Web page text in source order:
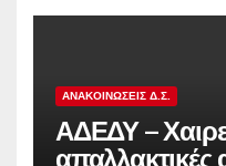
ΑΝΑΚΟΙΝΏΣΕΙΣ Δ.Σ.
ΑΔΕΔΥ –
απαλλακτικές